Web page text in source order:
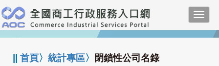
跳
到
主
要
:::
||首頁〉統計專區〉 閉鎖性公司名錄